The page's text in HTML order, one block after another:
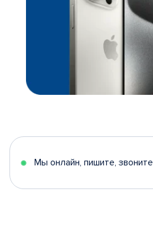
Мы онлайн, пишите, звоните